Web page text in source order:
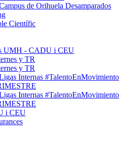
de Orihuela Desamparados
Científic
UMH - CADU i CEU
y TR
y TR
Internas #TalentoEnMovimiento
Internas #TalentoEnMovimiento
i CEU